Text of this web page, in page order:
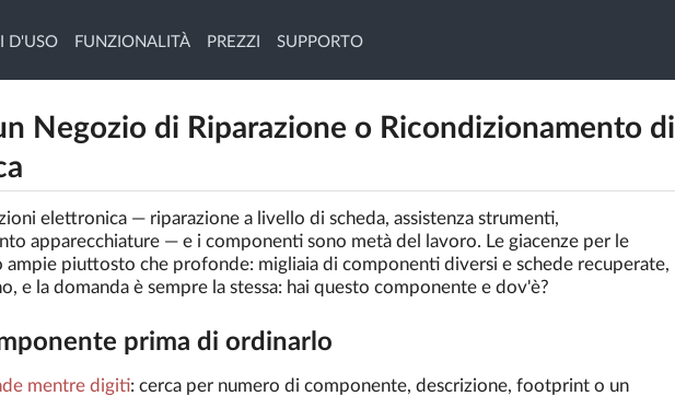
D'USO FUNZIONALITÀ PREZZI SUPPORTO
Negozio di Riparazione o Ricondizionamento di
elettronica — riparazione a livello di scheda, assistenza strumenti,
apparecchiature — e i componenti sono metà del lavoro. Le giacenze per le
ampie piuttosto che profonde: migliaia di componenti diversi e schede recuperate,
e la domanda è sempre la stessa: hai questo componente e dov'è?
prima di ordinarlo
mentre digiti: cerca per numero di componente, descrizione, footprint o un